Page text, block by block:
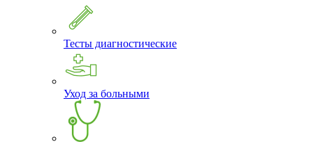
Тесты диагностические
Уход за больными